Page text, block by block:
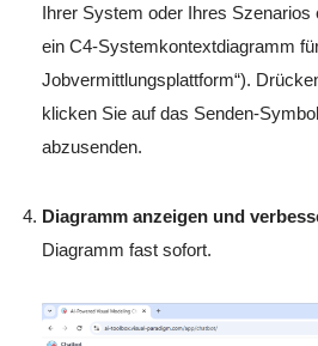
Ihrer System oder Ihres Szenarios
ein C4-Systemkontextdiagramm
Jobvermittlungsplattform“).
klicken Sie auf das Senden-
abzusenden.
Diagramm anzeigen und
Diagramm fast sofort.